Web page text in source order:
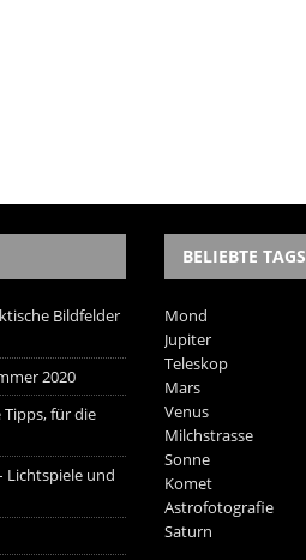
Bildfelder
2020
für die
Lichtspiele und
BELIEBTE TAGS
Mond
Jupiter
Teleskop
Mars
Venus
Milchstrasse
Sonne
Komet
Astrofotografie
Saturn